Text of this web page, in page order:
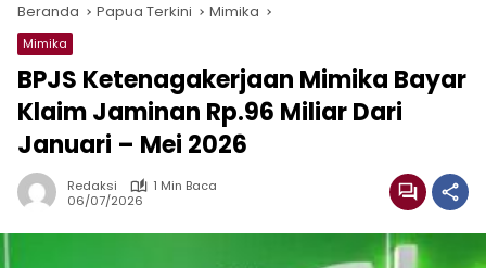
Beranda Papua Terkini Mimika
Mimika
BPJS Ketenagakerjaan Mimika Bayar
Klaim Jaminan Rp.96 Miliar Dari
Januari – Mei 2026
Redaksi
1 Min Baca
06/07/2026